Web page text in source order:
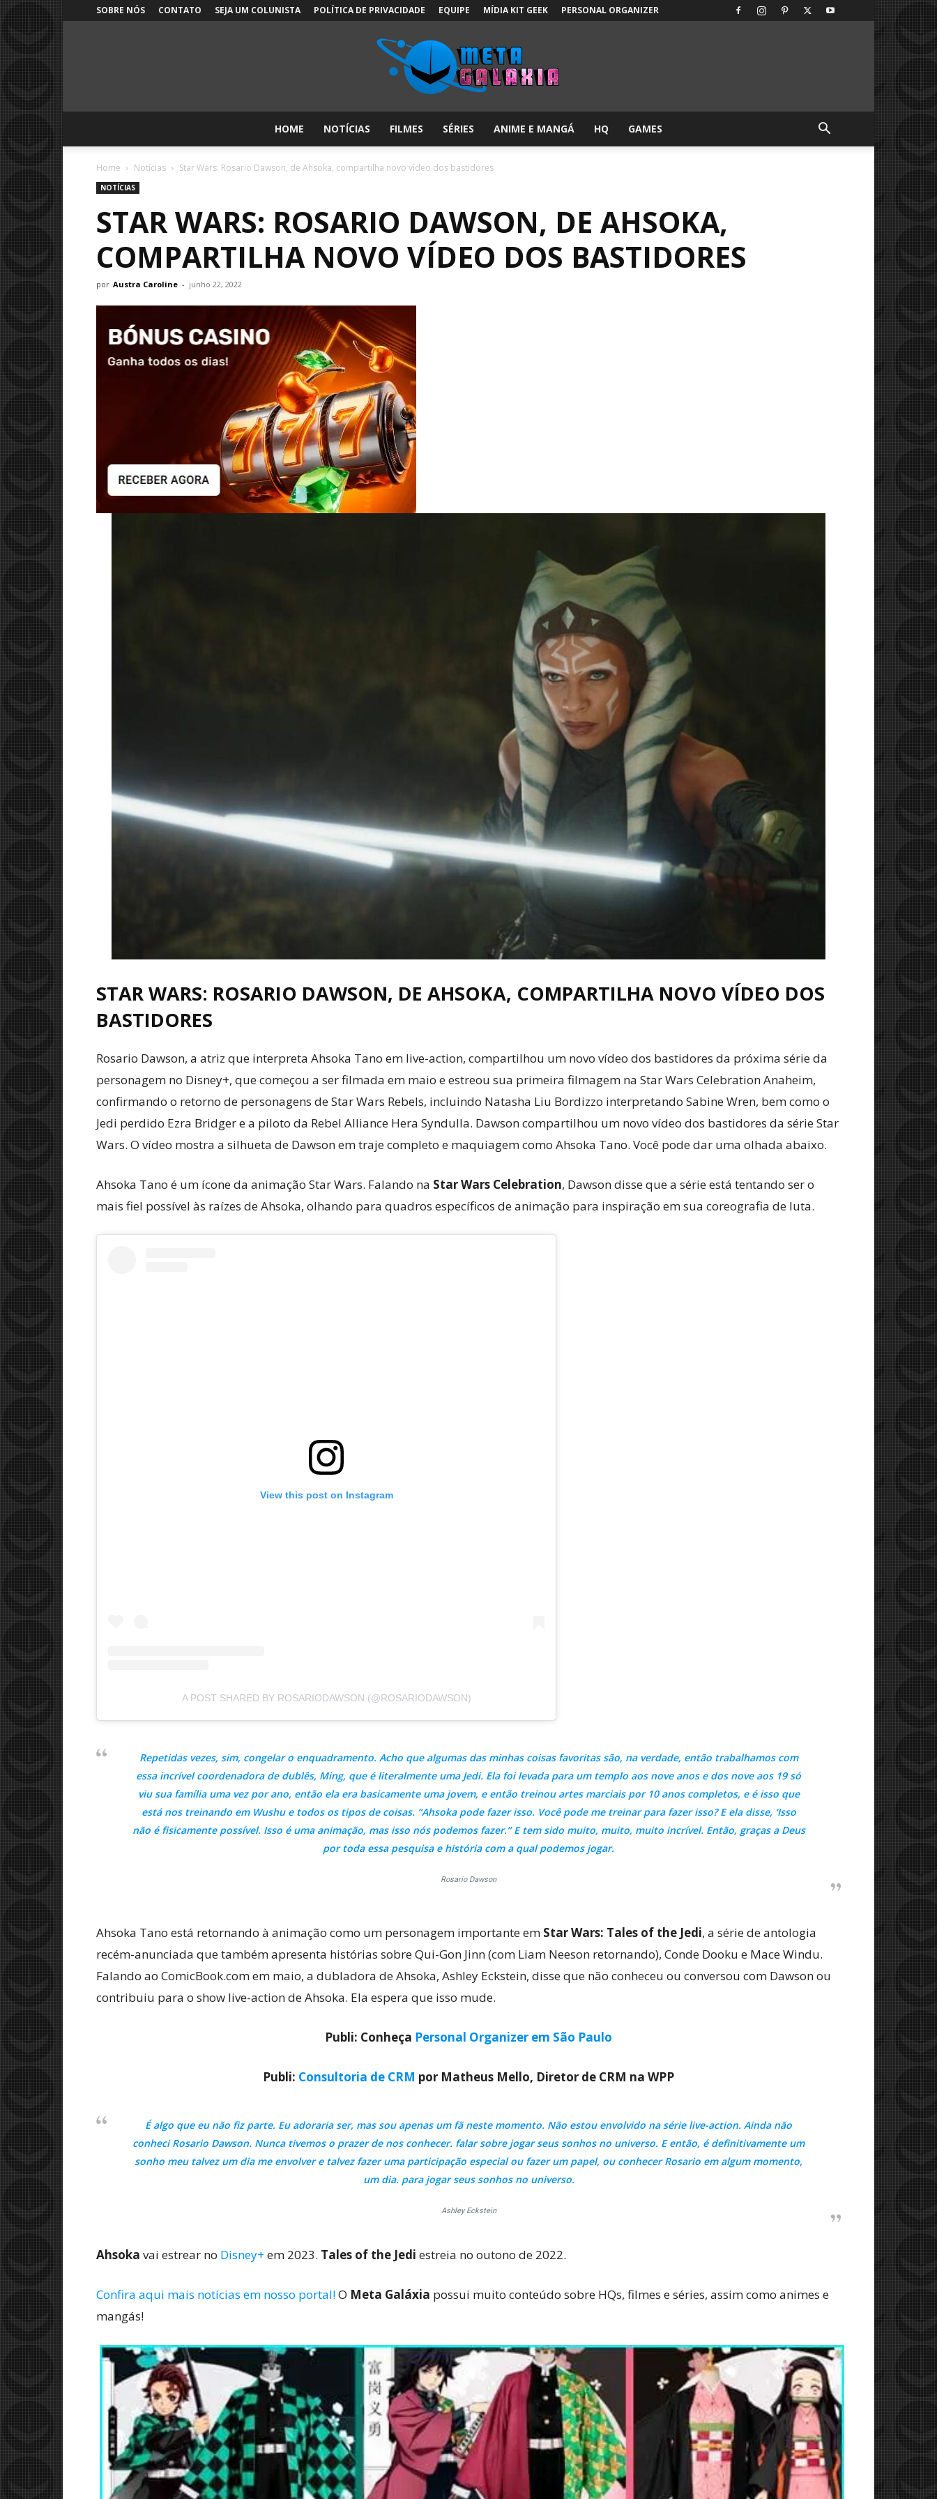
SOBRE NÓS CONTATO SEJA UM COLUNISTA POLÍTICA DE PRIVACIDADE EQUIPE MÍDIA KIT GEEK PERSONAL ORGANIZER
Galáxia:
HOME NOTÍCIAS FILMES SÉRIES ANIME E MANGÁ HQ GAMES
Home Notícias Star Wars: Rosario Dawson, de Ahsoka, compartilha novo vídeo dos bastidores
NOTÍCIAS
STAR WARS: ROSARIO DAWSON, DE AHSOKA,
COMPARTILHA NOVO VÍDEO DOS BASTIDORES
por Austra Caroline - junho 22, 2022
STAR WARS: ROSARIO DAWSON, DE AHSOKA, COMPARTILHA NOVO VÍDEO DOS
BASTIDORES
Rosario Dawson, a atriz que interpreta Ahsoka Tano em live-action, compartilhou um novo vídeo dos bastidores da próxima série da
personagem no Disney+, que começou a ser filmada em maio e estreou sua primeira filmagem na Star Wars Celebration Anaheim,
confirmando o retorno de personagens de Star Wars Rebels, incluindo Natasha Liu Bordizzo interpretando Sabine Wren, bem como o
Jedi perdido Ezra Bridger e a piloto da Rebel Alliance Hera Syndulla. Dawson compartilhou um novo vídeo dos bastidores da série Star
Wars. O vídeo mostra a silhueta de Dawson em traje completo e maquiagem como Ahsoka Tano. Você pode dar uma olhada abaixo.
Ahsoka Tano é um ícone da animação Star Wars. Falando na Star Wars Celebration, Dawson disse que a série está tentando ser o
mais fiel possível às raízes de Ahsoka, olhando para quadros específicos de animação para inspiração em sua coreografia de luta.
View this post on Instagram
A POST SHARED BY ROSARIODAWSON (@ROSARIODAWSON)
Repetidas vezes, sim, congelar o enquadramento. Acho que algumas das minhas coisas favoritas são, na verdade, então trabalhamos com
essa incrível coordenadora de dublês, Ming, que é literalmente uma Jedi. Ela foi levada para um templo aos nove anos e dos nove aos 19 só
viu sua família uma vez por ano, então ela era basicamente uma jovem, e então treinou artes marciais por 10 anos completos, e é isso que
está nos treinando em Wushu e todos os tipos de coisas. “Ahsoka pode fazer isso. Você pode me treinar para fazer isso? E ela disse, ‘Isso
não é fisicamente possível. Isso é uma animação, mas isso nós podemos fazer.” E tem sido muito, muito, muito incrível. Então, graças a Deus
por toda essa pesquisa e história com a qual podemos jogar.
Rosario Dawson
Ahsoka Tano está retornando à animação como um personagem importante em Star Wars: Tales of the Jedi, a série de antologia
recém-anunciada que também apresenta histórias sobre Qui-Gon Jinn (com Liam Neeson retornando), Conde Dooku e Mace Windu.
Falando ao ComicBook.com em maio, a dubladora de Ahsoka, Ashley Eckstein, disse que não conheceu ou conversou com Dawson ou
contribuiu para o show live-action de Ahsoka. Ela espera que isso mude.
Publi: Conheça Personal Organizer em São Paulo
Publi: Consultoria de CRM por Matheus Mello, Diretor de CRM na WPP
É algo que eu não fiz parte. Eu adoraria ser, mas sou apenas um fã neste momento. Não estou envolvido na série live-action. Ainda não
conheci Rosario Dawson. Nunca tivemos o prazer de nos conhecer. falar sobre jogar seus sonhos no universo. E então, é definitivamente um
sonho meu talvez um dia me envolver e talvez fazer uma participação especial ou fazer um papel, ou conhecer Rosario em algum momento,
um dia. para jogar seus sonhos no universo.
Ashley Eckstein
Ahsoka vai estrear no Disney+ em 2023. Tales of the Jedi estreia no outono de 2022.
Confira aqui mais notícias em nosso portal!O Meta Galáxia possui muito conteúdo sobre HQs, filmes e séries, assim como animes e
mangás!